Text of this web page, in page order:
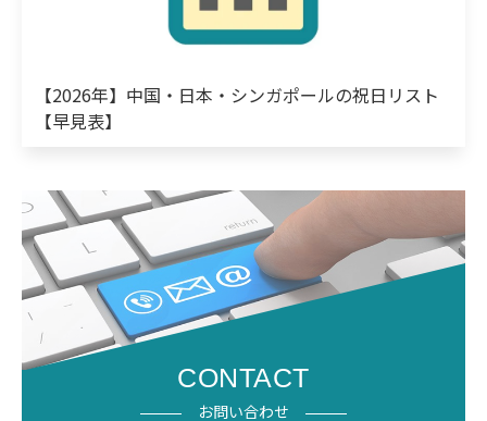
【2026年】中国・日本・シンガポールの祝日リスト
【早見表】
CONTACT
お問い合わせ